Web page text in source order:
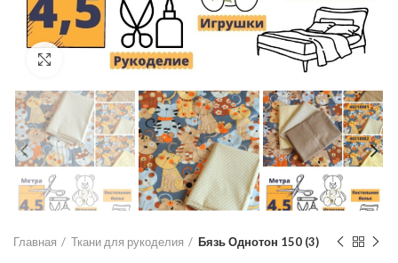
Увеличить
Главная Ткани для рукоделия Бязь Однотон 150 (3)